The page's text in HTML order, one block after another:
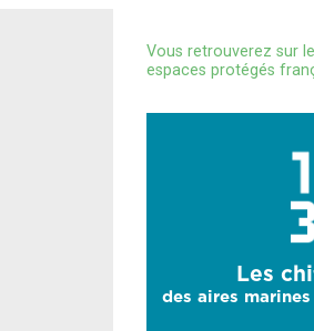
Vous retrouverez sur
espaces protégés
Les
des aires